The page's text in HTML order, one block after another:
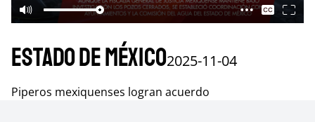
Estado de México2025-11-04
Piperos mexiquenses logran acuerdo